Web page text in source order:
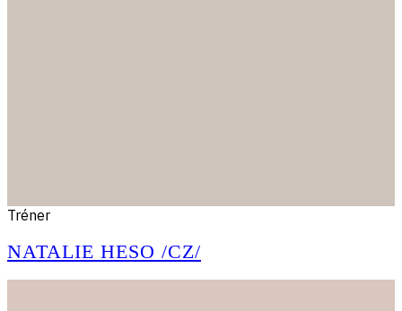
Tréner
NATALIE HESO /CZ/